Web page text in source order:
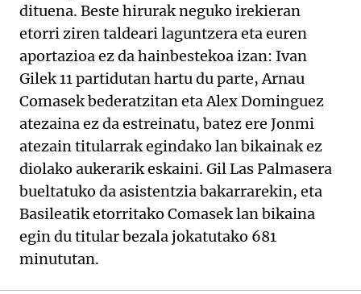
dituena. Beste hirurak neguko irekieran
etorri ziren taldeari laguntzera eta euren
aportazioa ez da hainbestekoa izan: Ivan
Gilek 11 partidutan hartu du parte, Arnau
Comasek bederatzitan eta Alex Dominguez
atezaina ez da estreinatu, batez ere Jonmi
atezain titularrak egindako lan bikainak ez
diolako aukerarik eskaini. Gil Las Palmasera
bueltatuko da asistentzia bakarrarekin, eta
Basileatik etorritako Comasek lan bikaina
egin du titular bezala jokatutako 681
minututan.